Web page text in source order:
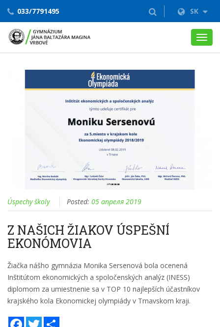
033/7791495 SK
Úspechy školy Posted: 05 апреля 2019
Z NAŠICH ŽIAKOV ÚSPEŠNÍ
EKONÓMOVIA
Žiačka nášho gymnázia Monika Sersenová bola ocenená
Inštitútom ekonomických a spoločenských analýz (INESS)
diplomom za umiestnenie sa v TOP 10 najlepších účastníkov
krajského kola Ekonomickej olympiády v Trnavskom kraji.
FacebookTwitter